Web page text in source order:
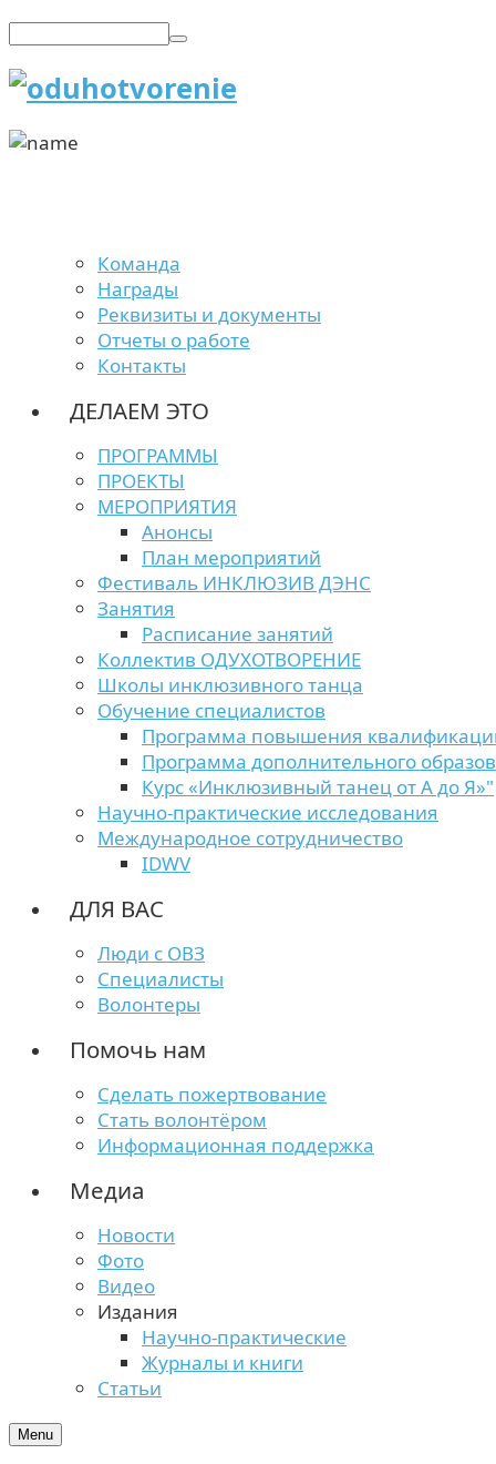
Команда
Награды
Реквизиты и документы
Отчеты о работе
Контакты
ДЕЛАЕМ ЭТО
ПРОГРАММЫ
ПРОЕКТЫ
МЕРОПРИЯТИЯ
Анонсы
План мероприятий
Фестиваль ИНКЛЮЗИВ ДЭНС
Занятия
Расписание занятий
Коллектив ОДУХОТВОРЕНИЕ
Школы инклюзивного танца
Обучение специалистов
Программа повышения
Программа дополнительного
Курс «Инклюзивный танец от А до Я»"
Научно-практические исследования
Международное сотрудничество
IDWV
ДЛЯ ВАС
Люди с ОВЗ
Специалисты
Волонтеры
Помочь нам
Сделать пожертвование
Стать волонтёром
Информационная поддержка
Медиа
Новости
Фото
Видео
Издания
Научно-практические
Журналы и книги
Статьи
Menu